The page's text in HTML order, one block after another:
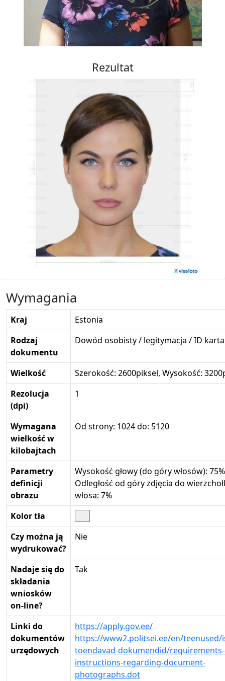
Rezultat
Wymagania
Kraj
Estonia
Rodzaj
dokumentu
Dowód osobisty / legitymacja / ID karta
Wielkość
Szerokość: 2600piksel, Wysokość:
Rezolucja
(dpi)
1
Wymagana
wielkość w
kilobajtach
Od strony: 1024 do: 5120
Parametry
definicji
obrazu
Wysokość głowy (do góry włosów):
Odległość od góry zdjęcia do
włosa: 7%
Kolor tła
Czy można ją
wydrukować?
Nie
Nadaje się do
składania
wniosków
on-line?
Tak
Linki do
dokumentów
urzędowych
https://apply.gov.ee/
https://www2.politsei.ee/en/teenused/
toendavad-dokumendid/
instructions-regarding-document-
photographs.dot